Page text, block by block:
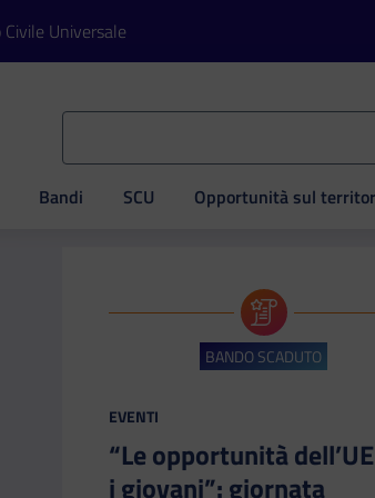
Universale
Bandi SCU Opportunità sul
BANDO SCADUTO
CATEGORIA:
EVENTI
“Le opportunità
i giovani”: giornata